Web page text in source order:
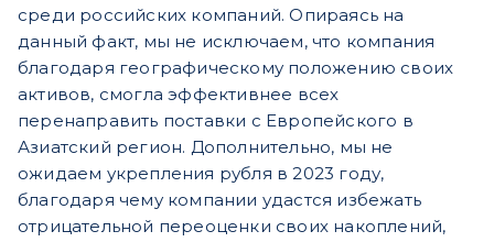
среди российских компаний. Опираясь на
данный факт, мы не исключаем, что компания
благодаря географическому положению своих
активов, смогла эффективнее всех
перенаправить поставки с Европейского в
Азиатский регион. Дополнительно, мы не
ожидаем укрепления рубля в 2023 году,
благодаря чему компании удастся избежать
отрицательной переоценки своих накоплений,